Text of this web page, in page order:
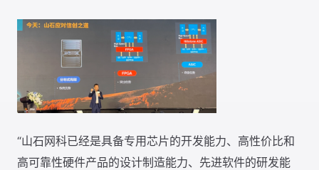
“山石网科已经是具备专用芯片的开发能力、高性价比和
高可靠性硬件产品的设计制造能力、先进软件的研发能